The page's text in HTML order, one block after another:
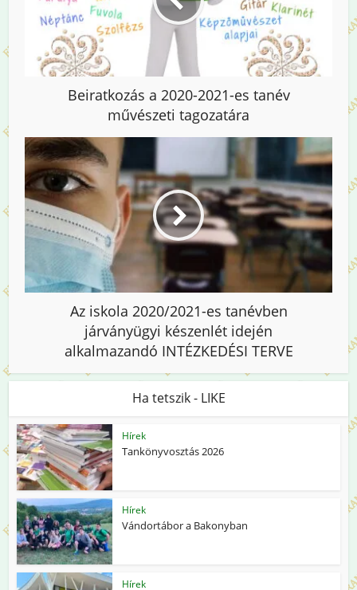
Beiratkozás a 2020-2021-es tanév
művészeti tagozatára
Az iskola 2020/2021-es tanévben
járványügyi készenlét idején
alkalmazandó INTÉZKEDÉSI TERVE
Ha tetszik - LIKE
Hírek
Tankönyvosztás 2026
Hírek
Vándortábor a Bakonyban
Hírek